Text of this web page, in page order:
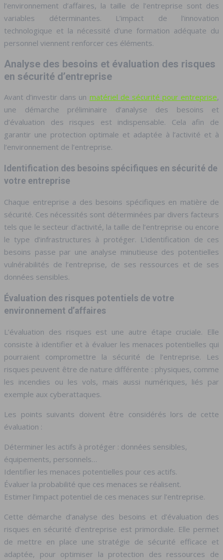
l’environnement d’affaires, la taille de l’entreprise sont des
variables déterminantes. L’impact de l’innovation
technologique et la nécessité d’une formation adéquate du
personnel viennent renforcer ces éléments.
Analyse des besoins et évaluation des risques
en sécurité d’entreprise
Avant d’investir dans un matériel de sécurité pour entreprise,
une démarche préliminaire d’analyse des besoins et
d’évaluation des risques est indispensable. Cela afin de
garantir une protection optimale et adaptée à l’activité et à
l’environnement de l’entreprise.
Identification des besoins spécifiques en sécurité de
votre entreprise
Chaque entreprise a des besoins spécifiques en matière de
sécurité. Ces nécessités sont déterminées par divers facteurs
tels que le secteur d’activité, la taille de l’entreprise ou encore
le type d’infrastructures à protéger. L’identification de ces
besoins passe par une analyse minutieuse des potentielles
vulnérabilités de l’entreprise, de ses ressources et de ses
données sensibles.
Évaluation des risques potentiels de votre
environnement d’affaires
L’évaluation des risques est une autre étape cruciale. Elle
consiste à identifier et à évaluer les menaces potentielles qui
pourraient compromettre la sécurité de l’entreprise. Les
risques peuvent être de nature différente : physiques, comme
les incendies ou les vols, mais aussi numériques, liés par
exemple aux cyberattaques.
Les points suivants doivent être considérés lors de cette
évaluation :
Déterminer les actifs à protéger : données sensibles,
équipements, personnels…
Identifier les menaces potentielles pour ces actifs.
Évaluer la probabilité que ces menaces se réalisent.
Estimer l’impact potentiel de ces menaces sur l’entreprise.
Cette démarche d’analyse des besoins et d’évaluation des
risques en sécurité d’entreprise est primordiale. Elle permet
de mettre en place une stratégie de sécurité efficace et
adaptée, pour optimiser la protection des ressources de